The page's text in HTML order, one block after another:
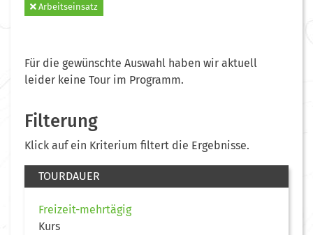
Arbeitseinsatz
Für die gewünschte Auswahl haben wir aktuell
leider keine Tour im Programm.
Filterung
Klick auf ein Kriterium filtert die Ergebnisse.
TOURDAUER
Freizeit-mehrtägig
Kurs